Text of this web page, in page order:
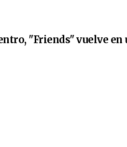
"Friends" vuelve